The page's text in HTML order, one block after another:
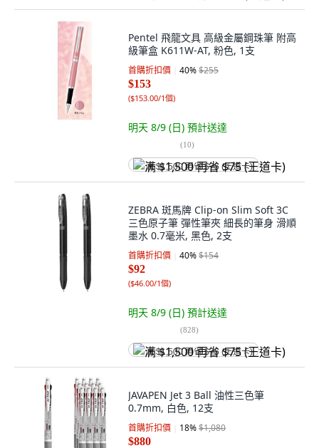
Pentel 飛龍文具 高級金屬鋼珠筆 附高
級筆盒 K611W-AT, 粉色, 1支
首購折扣價 40%$255
$153
($153.00/1個)
明天 8/9 (日) 預計送達
(10)
满 $1,500 再省 $75 (王道卡)
ZEBRA 斑馬牌 Clip-on Slim Soft 3C
三色原子筆 彈性筆夾 細長的筆身 滑順
墨水 0.7毫米, 黑色, 2支
首購折扣價 40%$154
$92
($46.00/1個)
明天 8/9 (日) 預計送達
(828)
满 $1,500 再省 $75 (王道卡)
JAVAPEN Jet 3 Ball 油性三色筆
0.7mm, 白色, 12支
首購折扣價 18%$1,080
$880